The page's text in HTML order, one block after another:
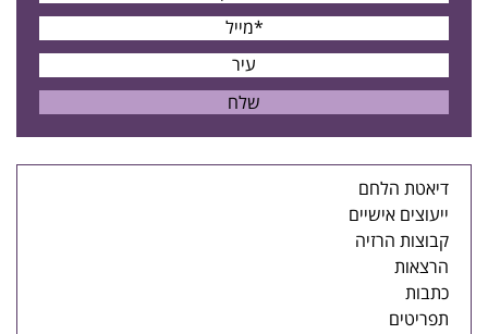
דיאטת הלחם
ייעוצים אישיים
קבוצות הרזיה
הרצאות
כתבות
תפריטים